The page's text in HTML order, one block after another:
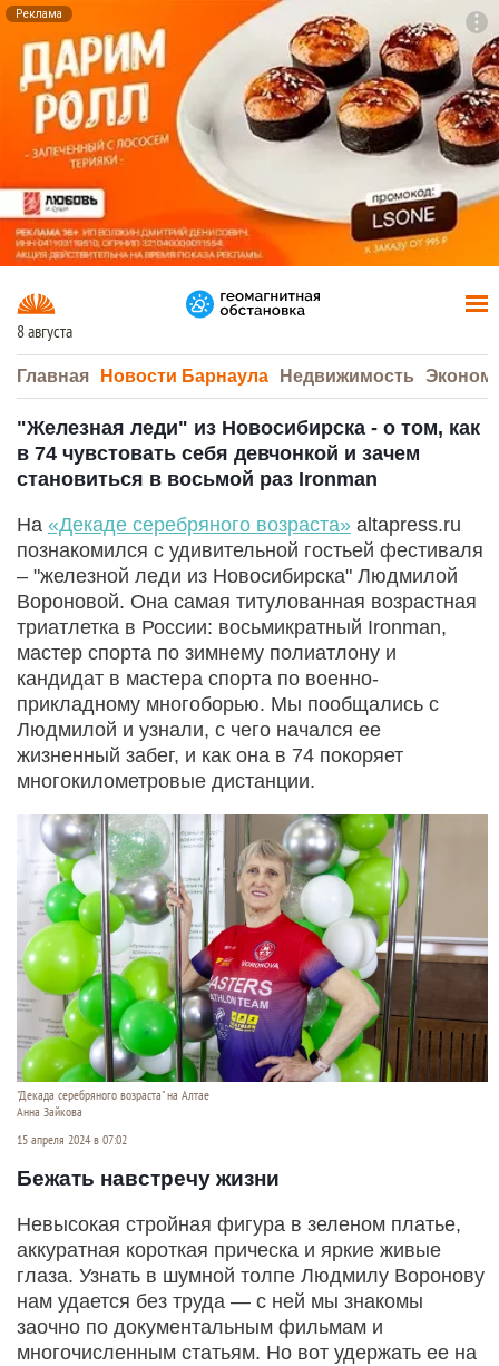
Реклама
8 августа
Главная Новости Барнаула Недвижимость
"Железная леди" из Новосибирска - о том, как
в 74 чувстовать себя девчонкой и зачем
становиться в восьмой раз Ironman
На «Декаде серебряного возраста» altapress.ru
познакомился с удивительной гостьей фестиваля
– "железной леди из Новосибирска" Людмилой
Вороновой. Она самая титулованная возрастная
триатлетка в России: восьмикратный Ironman,
мастер спорта по зимнему полиатлону и
кандидат в мастера спорта по военно-
прикладному многоборью. Мы пообщались с
Людмилой и узнали, с чего начался ее
жизненный забег, и как она в 74 покоряет
многокилометровые дистанции.
"Декада серебряного возраста" на Алтае
Анна Зайкова
15 апреля 2024 в 07:02
Бежать навстречу жизни
Невысокая стройная фигура в зеленом платье,
аккуратная короткая прическа и яркие живые
глаза. Узнать в шумной толпе Людмилу Воронову
нам удается без труда — с ней мы знакомы
заочно по документальным фильмам и
многочисленным статьям. Но вот удержать ее на